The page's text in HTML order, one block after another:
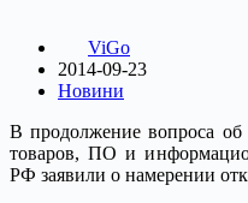
ViGo
2014-09-23
Новини
В продолжение вопроса
товаров, ПО и
РФ заявили о намерении